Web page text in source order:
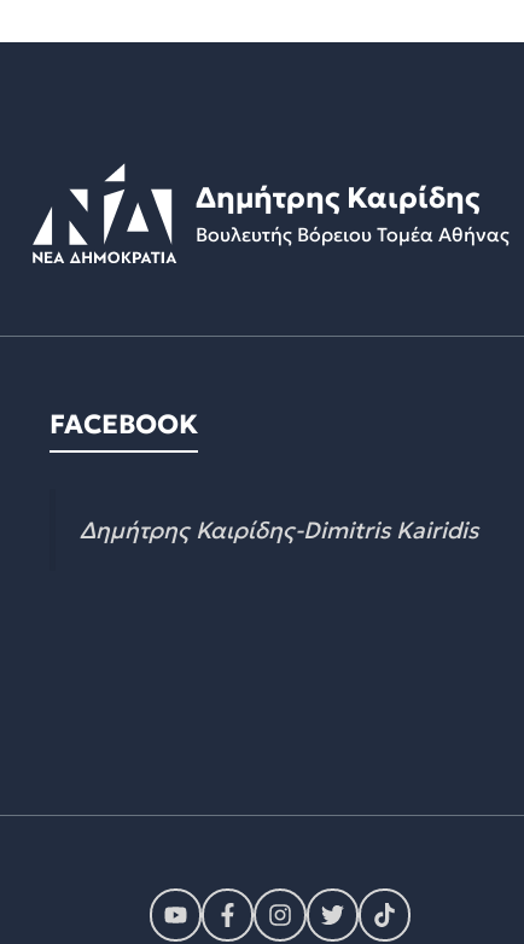
Δημήτρης Καιρίδης
Βουλευτής Βόρειου Τομέα Αθήνας
FACEBOOK
Δημήτρης Καιρίδης-Dimitris Kairidis